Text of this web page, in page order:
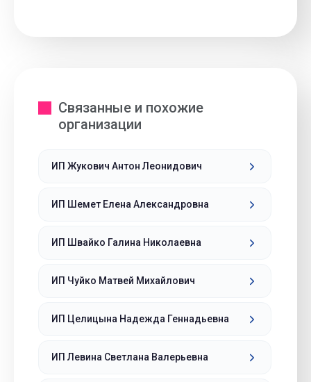
Связанные и похожие
организации
ИП Жукович Антон Леонидович
ИП Шемет Елена Александровна
ИП Швайко Галина Николаевна
ИП Чуйко Матвей Михайлович
ИП Целицына Надежда Геннадьевна
ИП Левина Светлана Валерьевна